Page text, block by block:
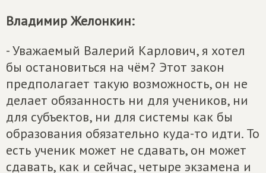
Владимир Желонкин:
- Уважаемый Валерий Карлович, я хотел
бы остановиться на чём? Этот закон
предполагает такую возможность, он не
делает обязанность ни для учеников, ни
для субъектов, ни для системы как бы
образования обязательно куда-то идти. То
есть ученик может не сдавать, он может
сдавать, как и сейчас, четыре экзамена и